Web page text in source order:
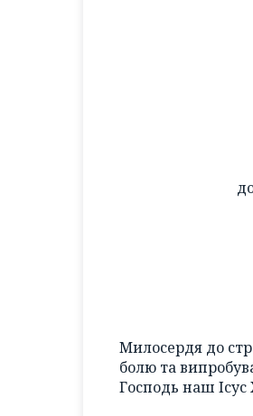
Милосердя до
болю та
Господь наш Ісус